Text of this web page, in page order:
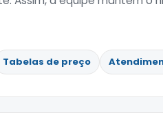
Tabelas de preço